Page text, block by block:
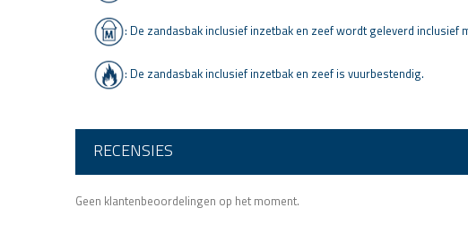
: De zandasbak inclusief inzetbak en zeef wordt geleverd inclusief
: De zandasbak inclusief inzetbak en zeef is vuurbestendig.
RECENSIES
Geen klantenbeoordelingen op het moment.